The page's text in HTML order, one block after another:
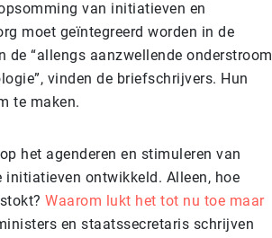
van initiatieven en
moet geïntegreerd worden in de
de “allengs aanzwellende onderstroom
vinden de briefschrijvers. Hun
te maken.
het agenderen en stimuleren van
ontwikkeld. Alleen, hoe
Waarom lukt het tot nu toe maar
en staatssecretaris schrijven